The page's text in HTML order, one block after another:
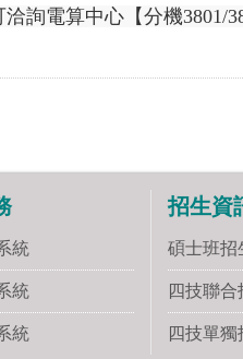
詢電算中心【分機3801/
統
統
統
招生資
碩士班招
四技聯合
四技單獨